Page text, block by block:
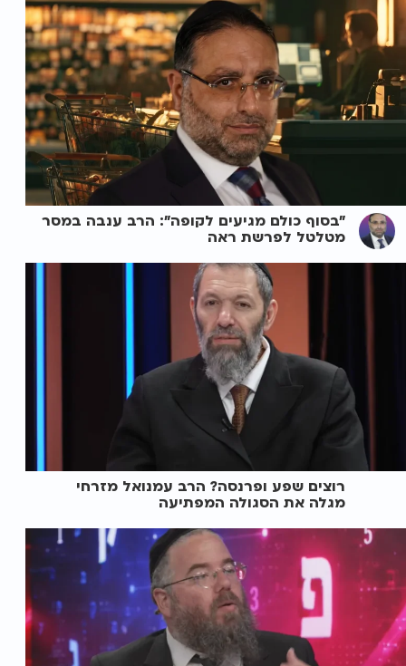
"בסוף כולם מגיעים לקופה": הרב ענבה במסר
מטלטל לפרשת ראה
רוצים שפע ופרנסה? הרב עמנואל מזרחי
מגלה את הסגולה המפתיעה